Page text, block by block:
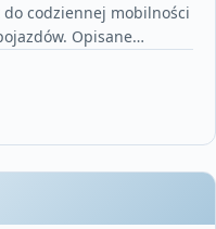
codziennej mobilności
Opisane